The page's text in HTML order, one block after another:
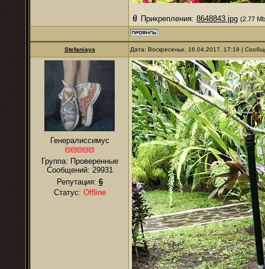
Прикрепления: 8648843.jpg (2.77
Stefaniaya Дата: Воскресенье, 16.04.2017, 17:18 |
Генералиссимус
Группа: Проверенные
Сообщений: 29931
Репутация: 6
Статус: Offline